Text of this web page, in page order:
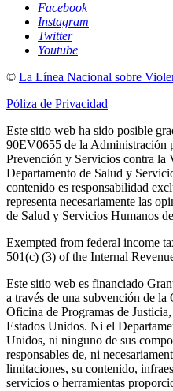
Facebook
Instagram
Twitter
Youtube
© La Línea Nacional sobre
Póliza de Privacidad
Este sitio web ha sido posible
90EV0655 de la Administración
Prevención y Servicios contra la
Departamento de Salud y
contenido es responsabilidad
representa necesariamente las
de Salud y Servicios Humanos
Exempted from federal income
501(c) (3) of the Internal
Este sitio web es financiado
a través de una subvención de
Oficina de Programas de
Estados Unidos. Ni el
Unidos, ni ninguno de sus
responsables de, ni
limitaciones, su contenido,
servicios o herramientas